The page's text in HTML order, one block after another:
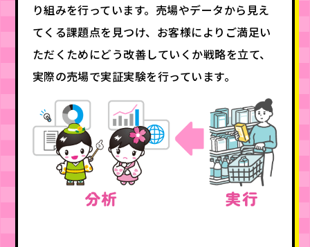
り組みを行っています。売場やデータから見え
てくる課題点を見つけ、お客様によりご満足い
ただくためにどう改善していくか戦略を立て、
実際の売場で実証実験を行っています。